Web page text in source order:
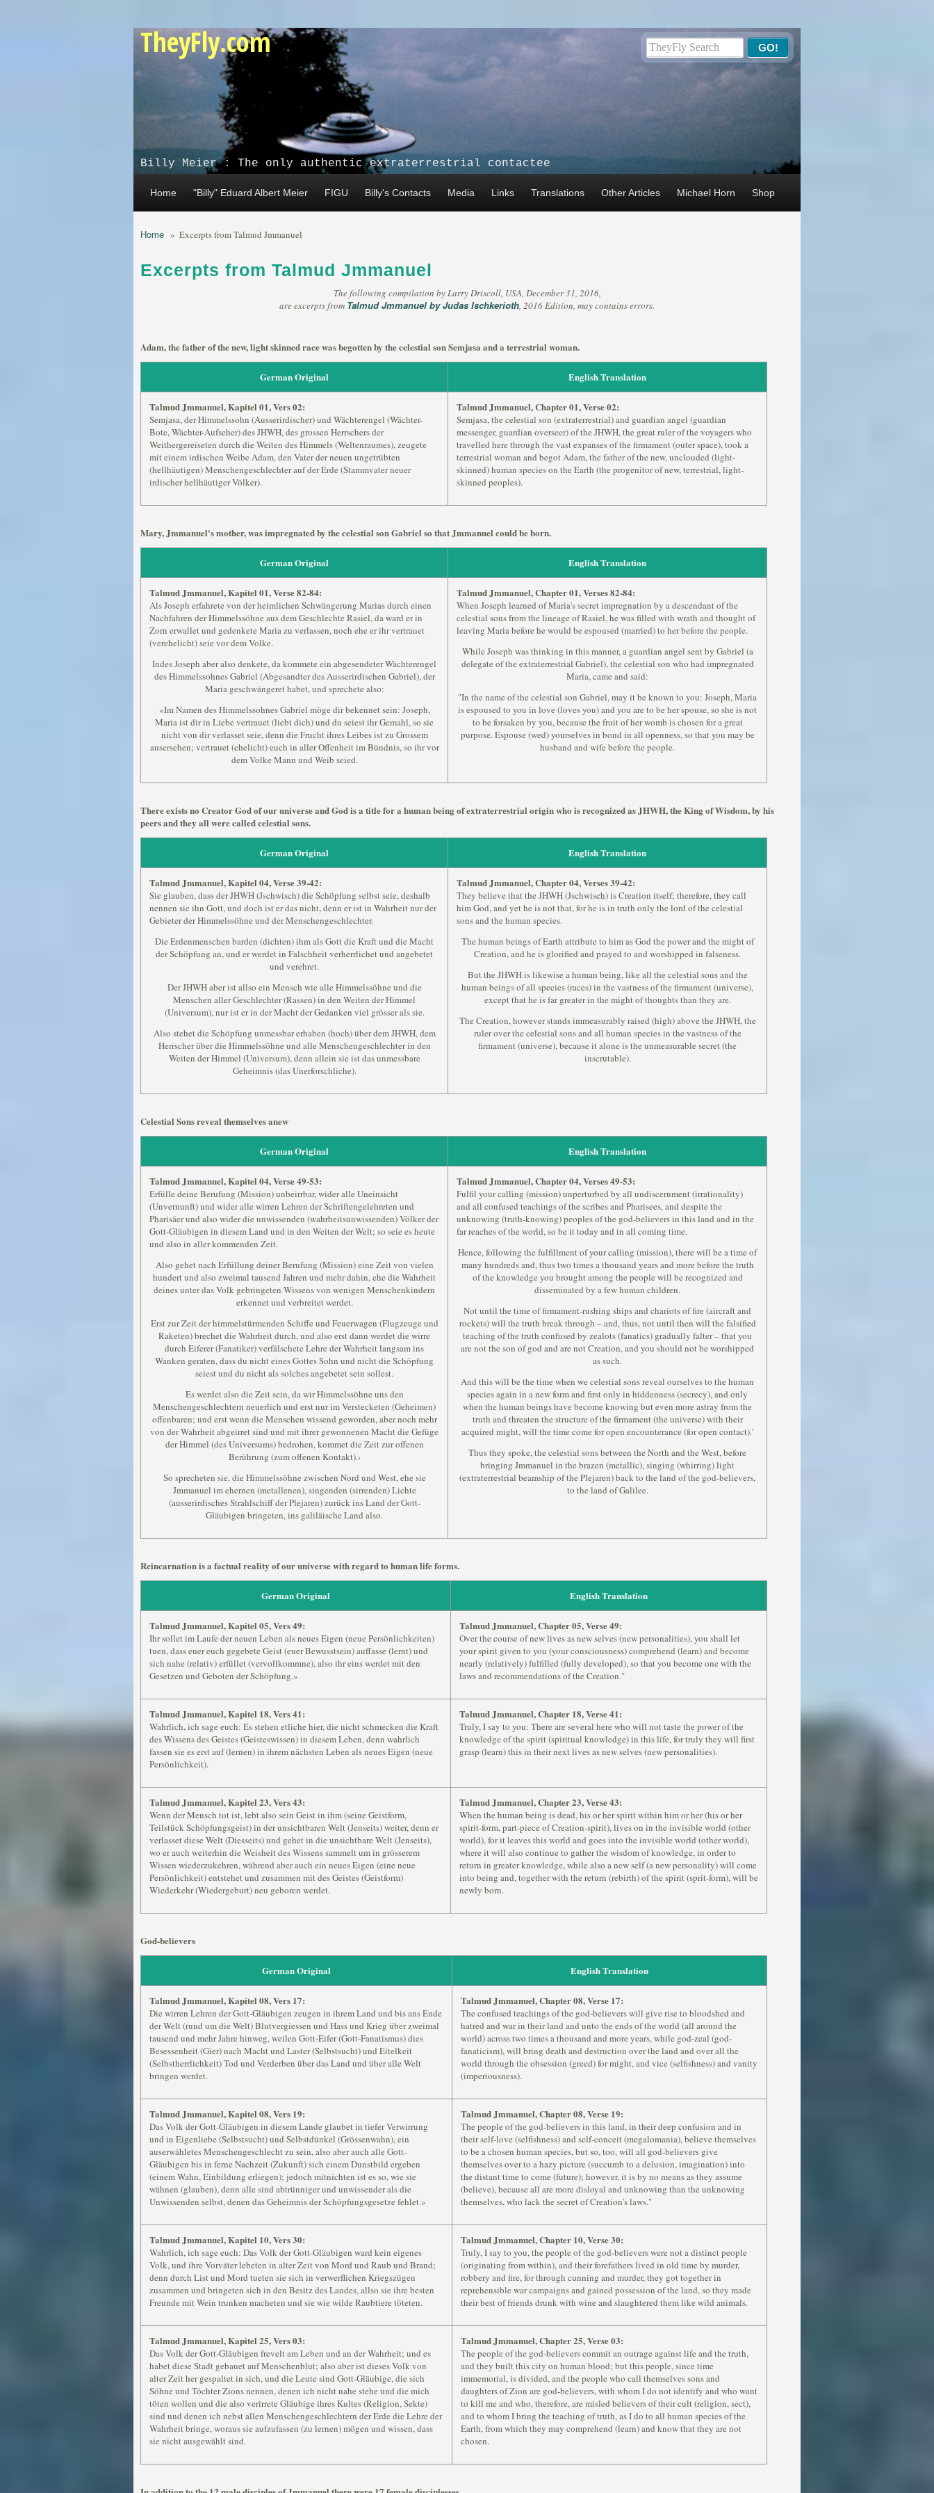
TheyFly.com
Billy Meier : The only authentic extraterrestrial contactee
Home "Billy" Eduard Albert Meier FIGU Billy's Contacts Media Links Translations Other Articles Michael Horn Shop
Home » Excerpts from Talmud Jmmanuel
Excerpts from Talmud Jmmanuel
The following compilation by Larry Driscoll, USA, December 31, 2016,
are excerpts from Talmud Jmmanuel by Judas Ischkerioth, 2016 Edition, may contains errors.
Adam, the father of the new, light skinned race was begotten by the celestial son Semjasa and a terrestrial woman.
German Original English Translation
Talmud Jmmanuel, Kapitel 01, Vers 02:
Semjasa, der Himmelssohn (Ausserirdischer) und Wächterengel (Wächter-
Bote, Wächter-Aufseher) des JHWH, des grossen Herrschers der
Weithergereiseten durch die Weiten des Himmels (Weltenraumes), zeugete
mit einem irdischen Weibe Adam, den Vater der neuen ungetrübten
(hellhäutigen) Menschengeschlechter auf der Erde (Stammvater neuer
irdischer hellhäutiger Völker).
Talmud Jmmanuel, Chapter 01, Verse 02:
Semjasa, the celestial son (extraterrestrial) and guardian angel (guardian
messenger, guardian overseer) of the JHWH, the great ruler of the voyagers who
travelled here through the vast expanses of the firmament (outer space), took a
terrestrial woman and begot Adam, the father of the new, unclouded (light-
skinned) human species on the Earth (the progenitor of new, terrestrial, light-
skinned peoples).
Mary, Jmmanuel's mother, was impregnated by the celestial son Gabriel so that Jmmanuel could be born.
German Original English Translation
Talmud Jmmanuel, Kapitel 01, Verse 82-84:
Als Joseph erfahrete von der heimlichen Schwängerung Marias durch einen
Nachfahren der Himmelssöhne aus dem Geschlechte Rasiel, da ward er in
Zorn erwallet und gedenkete Maria zu verlassen, noch ehe er ihr vertrauet
(verehelicht) seie vor dem Volke.
Indes Joseph aber also denkete, da kommete ein abgesendeter Wächterengel
des Himmelssohnes Gabriel (Abgesandter des Ausserirdischen Gabriel), der
Maria geschwängeret habet, und sprechete also:
«Im Namen des Himmelssohnes Gabriel möge dir bekennet sein: Joseph,
Maria ist dir in Liebe vertrauet (liebt dich) und du seiest ihr Gemahl, so sie
nicht von dir verlasset seie, denn die Frucht ihres Leibes ist zu Grossem
ausersehen; vertrauet (ehelicht) euch in aller Offenheit im Bündnis, so ihr vor
dem Volke Mann und Weib seied.
Talmud Jmmanuel, Chapter 01, Verses 82-84:
When Joseph learned of Maria's secret impregnation by a descendant of the
celestial sons from the lineage of Rasiel, he was filled with wrath and thought of
leaving Maria before he would be espoused (married) to her before the people.
While Joseph was thinking in this manner, a guardian angel sent by Gabriel (a
delegate of the extraterrestrial Gabriel), the celestial son who had impregnated
Maria, came and said:
"In the name of the celestial son Gabriel, may it be known to you: Joseph, Maria
is espoused to you in love (loves you) and you are to be her spouse, so she is not
to be forsaken by you, because the fruit of her womb is chosen for a great
purpose. Espouse (wed) yourselves in bond in all openness, so that you may be
husband and wife before the people.
There exists no Creator God of our universe and God is a title for a human being of extraterrestrial origin who is recognized as JHWH, the King of Wisdom, by his
peers and they all were called celestial sons.
German Original English Translation
Talmud Jmmanuel, Kapitel 04, Verse 39-42:
Sie glauben, dass der JHWH (Jschwisch) die Schöpfung selbst seie, deshalb
nennen sie ihn Gott, und doch ist er das nicht, denn er ist in Wahrheit nur der
Gebieter der Himmelssöhne und der Menschengeschlechter.
Die Erdenmenschen barden (dichten) ihm als Gott die Kraft und die Macht
der Schöpfung an, und er werdet in Falschheit verherrlichet und angebetet
und verehret.
Der JHWH aber ist allso ein Mensch wie alle Himmelssöhne und die
Menschen aller Geschlechter (Rassen) in den Weiten der Himmel
(Universum), nur ist er in der Macht der Gedanken viel grösser als sie.
Also stehet die Schöpfung unmessbar erhaben (hoch) über dem JHWH, dem
Herrscher über die Himmelssöhne und alle Menschengeschlechter in den
Weiten der Himmel (Universum), denn allein sie ist das unmessbare
Geheimnis (das Unerforschliche).
Talmud Jmmanuel, Chapter 04, Verses 39-42:
They believe that the JHWH (Jschwisch) is Creation itself; therefore, they call
him God, and yet he is not that, for he is in truth only the lord of the celestial
sons and the human species.
The human beings of Earth attribute to him as God the power and the might of
Creation, and he is glorified and prayed to and worshipped in falseness.
But the JHWH is likewise a human being, like all the celestial sons and the
human beings of all species (races) in the vastness of the firmament (universe),
except that he is far greater in the might of thoughts than they are.
The Creation, however stands immeasurably raised (high) above the JHWH, the
ruler over the celestial sons and all human species in the vastness of the
firmament (universe), because it alone is the unmeasurable secret (the
inscrutable).
Celestial Sons reveal themselves anew
German Original English Translation
Talmud Jmmanuel, Kapitel 04, Verse 49-53:
Erfülle deine Berufung (Mission) unbeirrbar, wider alle Uneinsicht
(Unvernunft) und wider alle wirren Lehren der Schriftengelehreten und
Pharisäer und also wider die unwissenden (wahrheitsunwissenden) Völker der
Gott-Gläubigen in diesem Land und in den Weiten der Welt; so seie es heute
und also in aller kommenden Zeit.
Also gehet nach Erfüllung deiner Berufung (Mission) eine Zeit von vielen
hundert und also zweimal tausend Jahren und mehr dahin, ehe die Wahrheit
deines unter das Volk gebringeten Wissens von wenigen Menschenkindern
erkennet und verbreitet werdet.
Erst zur Zeit der himmelstürmenden Schiffe und Feuerwagen (Flugzeuge und
Raketen) brechet die Wahrheit durch, und also erst dann werdet die wirre
durch Eiferer (Fanatiker) verfälschete Lehre der Wahrheit langsam ins
Wanken geraten, dass du nicht eines Gottes Sohn und nicht die Schöpfung
seiest und du nicht als solches angebetet sein sollest.
Es werdet also die Zeit sein, da wir Himmelssöhne uns den
Menschengeschlechtern neuerlich und erst nur im Verstecketen (Geheimen)
offenbaren; und erst wenn die Menschen wissend geworden, aber noch mehr
von der Wahrheit abgeirret sind und mit ihrer gewonnenen Macht die Gefüge
der Himmel (des Universums) bedrohen, kommet die Zeit zur offenen
Berührung (zum offenen Kontakt).›
So sprecheten sie, die Himmelssöhne zwischen Nord und West, ehe sie
Jmmanuel im ehernen (metallenen), singenden (sirrenden) Lichte
(ausserirdisches Strahlschiff der Plejaren) zurück ins Land der Gott-
Gläubigen bringeten, ins galiläische Land also.
Talmud Jmmanuel, Chapter 04, Verses 49-53:
Fulfil your calling (mission) unperturbed by all undiscernment (irrationality)
and all confused teachings of the scribes and Pharisees, and despite the
unknowing (truth-knowing) peoples of the god-believers in this land and in the
far reaches of the world, so be it today and in all coming time.
Hence, following the fulfillment of your calling (mission), there will be a time of
many hundreds and, thus two times a thousand years and more before the truth
of the knowledge you brought among the people will be recognized and
disseminated by a few human children.
Not until the time of firmament-rushing ships and chariots of fire (aircraft and
rockets) will the truth break through – and, thus, not until then will the falsified
teaching of the truth confused by zealots (fanatics) gradually falter – that you
are not the son of god and are not Creation, and you should not be worshipped
as such.
And this will be the time when we celestial sons reveal ourselves to the human
species again in a new form and first only in hiddenness (secrecy), and only
when the human beings have become knowing but even more astray from the
truth and threaten the structure of the firmament (the universe) with their
acquired might, will the time come for open encounterance (for open contact).'
Thus they spoke, the celestial sons between the North and the West, before
bringing Jmmanuel in the brazen (metallic), singing (whirring) light
(extraterrestrial beamship of the Plejaren) back to the land of the god-believers,
to the land of Galilee.
Reincarnation is a factual reality of our universe with regard to human life forms.
German Original English Translation
Talmud Jmmanuel, Kapitel 05, Vers 49:
Ihr sollet im Laufe der neuen Leben als neues Eigen (neue Persönlichkeiten)
tuen, dass euer euch gegebete Geist (euer Bewusstsein) auffasse (lernt) und
sich nahe (relativ) erfüllet (vervollkommne), also ihr eins werdet mit den
Gesetzen und Geboten der Schöpfung.»
Talmud Jmmanuel, Chapter 05, Verse 49:
Over the course of new lives as new selves (new personalities), you shall let
your spirit given to you (your consciousness) comprehend (learn) and become
nearly (relatively) fulfilled (fully developed), so that you become one with the
laws and recommendations of the Creation."
Talmud Jmmanuel, Kapitel 18, Vers 41:
Wahrlich, ich sage euch: Es stehen etliche hier, die nicht schmecken die Kraft
des Wissens des Geistes (Geisteswissen) in diesem Leben, denn wahrlich
fassen sie es erst auf (lernen) in ihrem nächsten Leben als neues Eigen (neue
Persönlichkeit).
Talmud Jmmanuel, Chapter 18, Verse 41:
Truly, I say to you: There are several here who will not taste the power of the
knowledge of the spirit (spiritual knowledge) in this life, for truly they will first
grasp (learn) this in their next lives as new selves (new personalities).
Talmud Jmmanuel, Kapitel 23, Vers 43:
Wenn der Mensch tot ist, lebt also sein Geist in ihm (seine Geistform,
Teilstück Schöpfungsgeist) in der unsichtbaren Welt (Jenseits) weiter, denn er
verlasset diese Welt (Diesseits) und gehet in die unsichtbare Welt (Jenseits),
wo er auch weiterhin die Weisheit des Wissens sammelt um in grösserem
Wissen wiederzukehren, während aber auch ein neues Eigen (eine neue
Persönlichkeit) entstehet und zusammen mit des Geistes (Geistform)
Wiederkehr (Wiedergeburt) neu geboren werdet.
Talmud Jmmanuel, Chapter 23, Verse 43:
When the human being is dead, his or her spirit within him or her (his or her
spirit-form, part-piece of Creation-spirit), lives on in the invisible world (other
world), for it leaves this world and goes into the invisible world (other world),
where it will also continue to gather the wisdom of knowledge, in order to
return in greater knowledge, while also a new self (a new personality) will come
into being and, together with the return (rebirth) of the spirit (sprit-form), will be
newly born.
God-believers
German Original English Translation
Talmud Jmmanuel, Kapitel 08, Vers 17:
Die wirren Lehren der Gott-Gläubigen zeugen in ihrem Land und bis ans Ende
der Welt (rund um die Welt) Blutvergiessen und Hass und Krieg über zweimal
tausend und mehr Jahre hinweg, weilen Gott-Eifer (Gott-Fanatismus) dies
Besessenheit (Gier) nach Macht und Laster (Selbstsucht) und Eitelkeit
(Selbstherrlichkeit) Tod und Verderben über das Land und über alle Welt
bringen werdet.
Talmud Jmmanuel, Chapter 08, Verse 17:
The confused teachings of the god-believers will give rise to bloodshed and
hatred and war in their land and unto the ends of the world (all around the
world) across two times a thousand and more years, while god-zeal (god-
fanaticism), will bring death and destruction over the land and over all the
world through the obsession (greed) for might, and vice (selfishness) and vanity
(imperiousness).
Talmud Jmmanuel, Kapitel 08, Vers 19:
Das Volk der Gott-Gläubigen in diesem Lande glaubet in tiefer Verwirrung
und in Eigenliebe (Selbstsucht) und Selbstdünkel (Grössenwahn), ein
auserwähletes Menschengeschlecht zu sein, also aber auch alle Gott-
Gläubigen bis in ferne Nachzeit (Zukunft) sich einem Dunstbild ergeben
(einem Wahn, Einbildung erliegen); jedoch mitnichten ist es so, wie sie
wähnen (glauben), denn alle sind abtrünniger und unwissender als die
Unwissenden selbst, denen das Geheimnis der Schöpfungsgesetze fehlet.»
Talmud Jmmanuel, Chapter 08, Verse 19:
The people of the god-believers in this land, in their deep confusion and in
their self-love (selfishness) and self-conceit (megalomania), believe themselves
to be a chosen human species, but so, too, will all god-believers give
themselves over to a hazy picture (succumb to a delusion, imagination) into
the distant time to come (future); however, it is by no means as they assume
(believe), because all are more disloyal and unknowing than the unknowing
themselves, who lack the secret of Creation's laws."
Talmud Jmmanuel, Kapitel 10, Vers 30:
Wahrlich, ich sage euch: Das Volk der Gott-Gläubigen ward kein eigenes
Volk, und ihre Vorväter lebeten in alter Zeit von Mord und Raub und Brand;
denn durch List und Mord tueten sie sich in verwerflichen Kriegszügen
zusammen und bringeten sich in den Besitz des Landes, allso sie ihre besten
Freunde mit Wein trunken macheten und sie wie wilde Raubtiere töteten.
Talmud Jmmanuel, Chapter 10, Verse 30:
Truly, I say to you, the people of the god-believers were not a distinct people
(originating from within), and their forefathers lived in old time by murder,
robbery and fire, for through cunning and murder, they got together in
reprehensible war campaigns and gained possession of the land, so they made
their best of friends drunk with wine and slaughtered them like wild animals.
Talmud Jmmanuel, Kapitel 25, Vers 03:
Das Volk der Gott-Gläubigen frevelt am Leben und an der Wahrheit; und es
habet diese Stadt gebauet auf Menschenblut; also aber ist dieses Volk von
alter Zeit her gespaltet in sich, und die Leute sind Gott-Gläubige, die sich
Söhne und Töchter Zions nennen, denen ich nicht nahe stehe und die mich
töten wollen und die also verirrete Gläubige ihres Kultes (Religion, Sekte)
sind und denen ich nebst allen Menschengeschlechtern der Erde die Lehre der
Wahrheit bringe, woraus sie aufzufassen (zu lernen) mögen und wissen, dass
sie nicht ausgewählt sind.
Talmud Jmmanuel, Chapter 25, Verse 03:
The people of the god-believers commit an outrage against life and the truth,
and they built this city on human blood; but this people, since time
immemorial, is divided, and the people who call themselves sons and
daughters of Zion are god-believers, with whom I do not identify and who want
to kill me and who, therefore, are misled believers of their cult (religion, sect),
and to whom I bring the teaching of truth, as I do to all human species of the
Earth, from which they may comprehend (learn) and know that they are not
chosen.